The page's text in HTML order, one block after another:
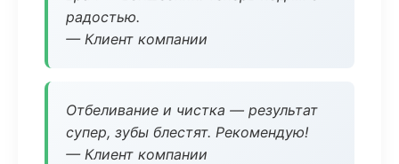
радостью.
— Клиент компании
Отбеливание и чистка — результат
супер, зубы блестят. Рекомендую!
— Клиент компании